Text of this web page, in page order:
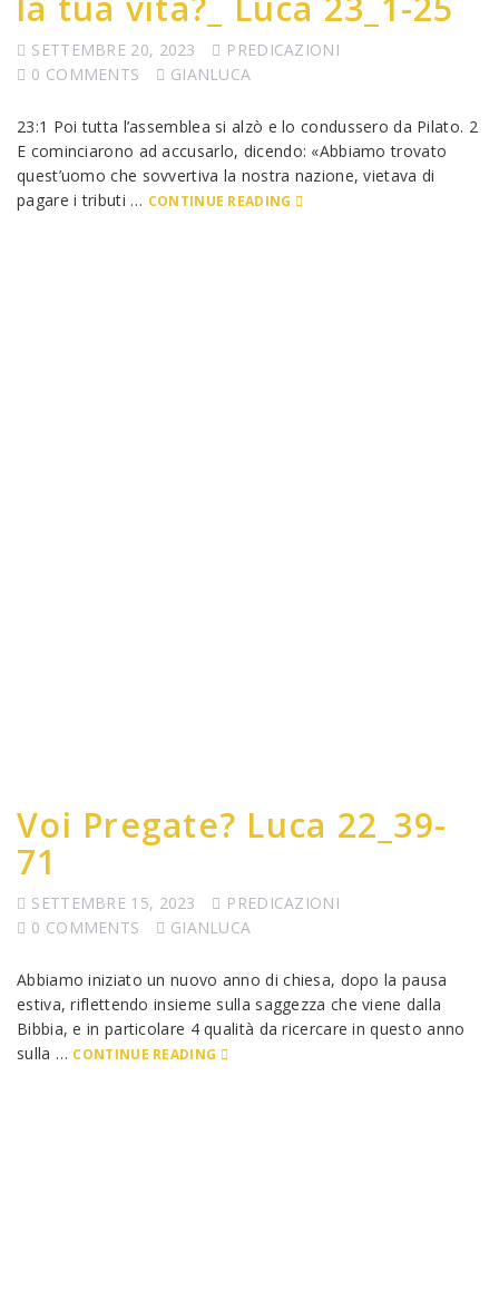
SETTEMBRE 20, 2023
PREDICAZIONI
0 COMMENTS
GIANLUCA
23:1 Poi tutta l’assemblea si alzò e lo condussero da Pilato. 2
E cominciarono ad accusarlo, dicendo: «Abbiamo trovato
quest’uomo che sovvertiva la nostra nazione, vietava di
pagare i tributi … CONTINUE READING
Voi Pregate? Luca 22_39-
71
SETTEMBRE 15, 2023
PREDICAZIONI
0 COMMENTS
GIANLUCA
Abbiamo iniziato un nuovo anno di chiesa, dopo la pausa
estiva, riflettendo insieme sulla saggezza che viene dalla
Bibbia, e in particolare 4 qualità da ricercare in questo anno
sulla … CONTINUE READING